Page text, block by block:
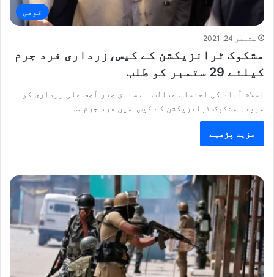
قومی
ستمبر 24, 2021
مشکوک ٹرانزیکشن کے کیس،زرداری فرد جرم
کیلئے 29 ستمبر کو طلب
اسلام آباد کی احتساب عدالت نے سابق صدر آصف علی زرداری کو
مبینہ مشکوک ٹرانزیکشن کے کیس میں فرد جرم …
مزید پڑھیے